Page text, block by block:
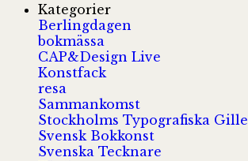
Kategorier
Berlingdagen
bokmässa
CAP&Design Live
Konstfack
resa
Sammankomst
Stockholms Typografiska Gille
Svensk Bokkonst
Svenska Tecknare